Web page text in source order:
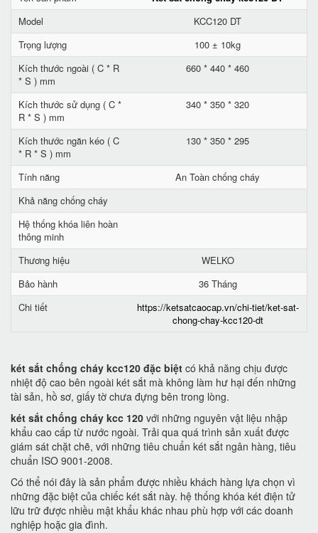
Model
KCC120 DT
Trọng lượng
100 ± 10kg
Kích thước ngoài ( C * R
* S ) mm
660 * 440 * 460
Kích thước sử dụng ( C *
R * S ) mm
340 * 350 * 320
Kích thước ngăn kéo ( C
* R * S ) mm
130 * 350 * 295
Tính năng
An Toàn chống cháy
Khả năng chống cháy
Hệ thống khóa liên hoàn
thông minh
Thương hiệu
WELKO
Bảo hành
36 Tháng
Chi tiết
https://ketsatcaocap.vn/chi-tiet/ket-sat-
chong-chay-kcc120-dt
két sắt chống cháy kcc120 đặc biệt có khả năng chịu được
nhiệt độ cao bên ngoài két sắt mà không làm hư hại đến những
tài sản, hồ sơ, giấy tờ chưa đựng bên trong lòng.
két sắt chống cháy kcc 120 với những nguyên vật liệu nhập
khẩu cao cấp từ nước ngoài. Trải qua quá trình sản xuất được
giám sát chặt chẽ, với những tiêu chuẩn két sắt ngân hàng, tiêu
chuẩn ISO 9001-2008.
Có thể nói đây là sản phẩm được nhiều khách hàng lựa chọn vì
những đặc biệt của chiếc két sắt này. hệ thống khóa két điện tử
lữu trữ được nhiều mật khẩu khác nhau phù hợp với các doanh
nghiệp hoặc gia đình.